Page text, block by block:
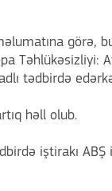
görə,
Təhlükəsizliyi:
tədbirdə
həll olub.
iştirakı